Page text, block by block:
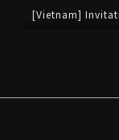
[Vietnam]